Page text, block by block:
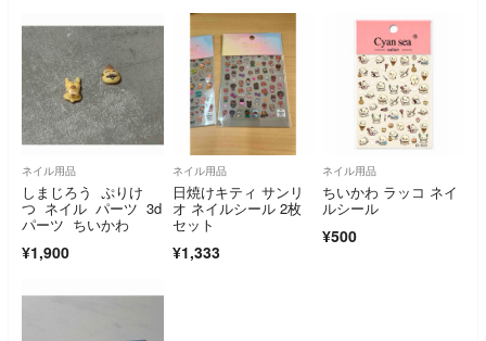
ネイル用品
しまじろう ぷりけ
つ ネイル パーツ 3d
パーツ ちいかわ
¥1,900
ネイル用品
日焼けキティ サンリ
オ ネイルシール 2枚
セット
¥1,333
ネイル用品
ちいかわ ラッコ ネイ
ルシール
¥500